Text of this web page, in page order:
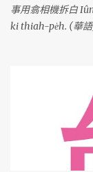
事用翕相機拆白
ki thiah-pe̍h. (華